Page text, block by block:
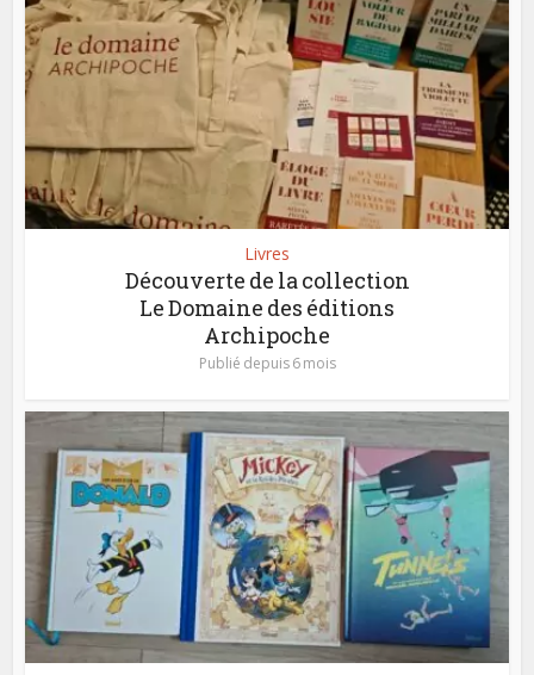
Livres
Découverte de la collection
Le Domaine des éditions
Archipoche
Publié depuis 6 mois